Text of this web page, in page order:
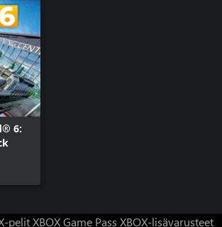
6:
pelitXBOX Game Pass XBOX-lisävarusteet